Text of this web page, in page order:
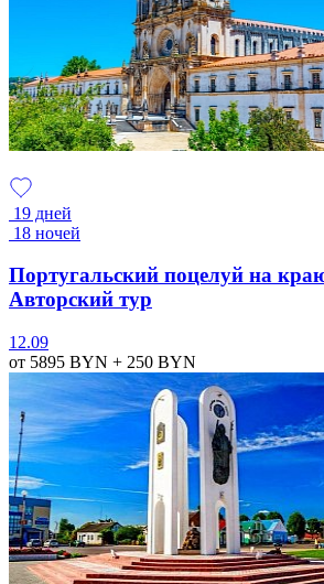
19 дней
18 ночей
Португальский поцелуй на
Авторский тур
12.09
от 5895 BYN + 250 BYN